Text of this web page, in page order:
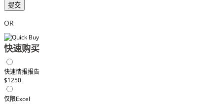
提交
OR
快速购买
快速情报报告
$1250
仅限Excel